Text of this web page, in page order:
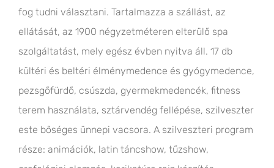
fog tudni választani. Tartalmazza a szállást, az
ellátását, az 1900 négyzetméteren elterülő spa
szolgáltatást, mely egész évben nyitva áll. 17 db
kültéri és beltéri élménymedence és gyógymedence,
pezsgőfürdő, csúszda, gyermekmedencék, fitness
terem használata, sztárvendég fellépése, szilveszter
este bőséges ünnepi vacsora. A szilveszteri program
része: animációk, latin táncshow, tűzshow,